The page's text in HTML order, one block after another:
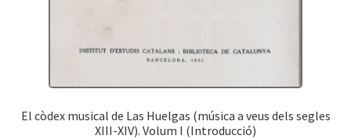
El còdex musical de Las Huelgas (música a veus dels segles
XIII-XIV). Volum I (Introducció)